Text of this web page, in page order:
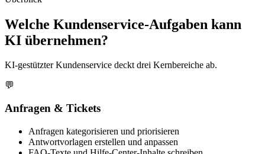
Welche Kundenservice-Aufgaben kann
KI übernehmen?
KI-gestützter Kundenservice deckt drei Kernbereiche ab.
💬
Anfragen & Tickets
Anfragen kategorisieren und priorisieren
Antwortvorlagen erstellen und anpassen